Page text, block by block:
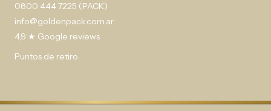
0800 444 7225 (PACK)
info@goldenpack.com.ar
4,9 ★ Google reviews
Puntos de retiro